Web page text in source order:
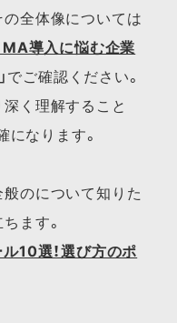
の全体​像に​ついては​
導入に​悩む企業
」で​ご確認ください。​​
く​理解する​こと
なります。​
般のに​ついて​知りた
ます。
10選！選び方のポ